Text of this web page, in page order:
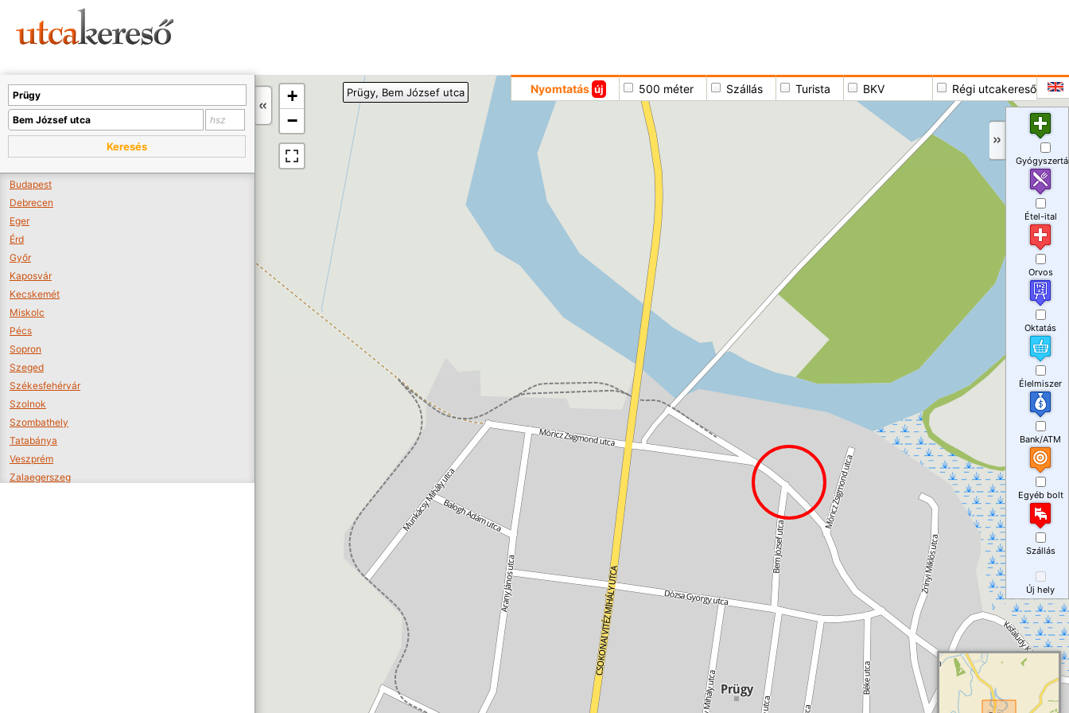
+
−
Nyomtatás új 500 méter Szállás Turista BKV Régi utcakereső
Prügy, Bem József utca
Keresés
Budapest
Debrecen
Eger
Érd
Győr
Kaposvár
Kecskemét
Miskolc
Pécs
Sopron
Szeged
Székesfehérvár
Szolnok
Szombathely
Tatabánya
Veszprém
Zalaegerszeg
Étel-ital
Orvos
Oktatás
Élelmiszer
Bank/ATM
Egyéb bolt
Szállás
Új hely
A térképet kicsinyíteni kell, hogy látszódjanak a boltok.
Boltok látszódjanak >>